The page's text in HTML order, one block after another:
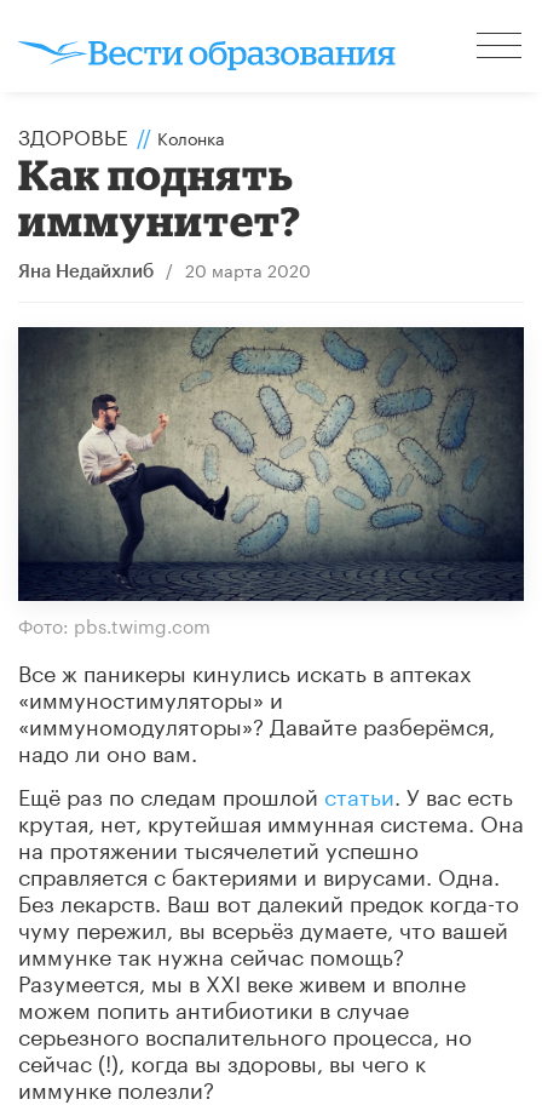
ЗДОРОВЬЕ // Колонка
Как поднять
иммунитет?
Яна Недайхлиб / 20 марта 2020
Фото: pbs.twimg.com
Все ж паникеры кинулись искать в аптеках
«иммуностимуляторы» и
«иммуномодуляторы»? Давайте разберёмся,
надо ли оно вам.
Ещё раз по следам прошлой статьи . У вас есть
крутая, нет, крутейшая иммунная система. Она
на протяжении тысячелетий успешно
справляется с бактериями и вирусами. Одна.
Без лекарств. Ваш вот далекий предок когда-то
чуму пережил, вы всерьёз думаете, что вашей
иммунке так нужна сейчас помощь?
Разумеется, мы в XXI веке живем и вполне
можем попить антибиотики в случае
серьезного воспалительного процесса, но
сейчас (!), когда вы здоровы, вы чего к
иммунке полезли?